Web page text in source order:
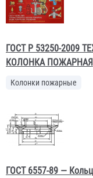
ГОСТ Р 53250-2009
КОЛОНКА ПОЖАРНАЯ
Колонки пожарные
ГОСТ 6557-89 —